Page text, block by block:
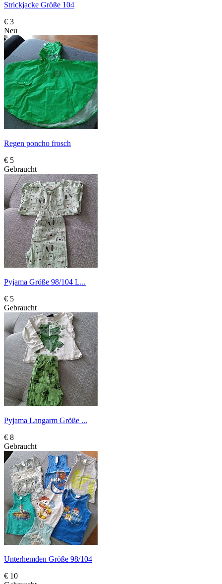
Strickjacke Größe 104
€ 3
Neu
Regen poncho frosch
€ 5
Gebraucht
Pyjama Größe 98/104 L...
€ 5
Gebraucht
Pyjama Langarm Größe ...
€ 8
Gebraucht
Unterhemden Größe 98/104
€ 10